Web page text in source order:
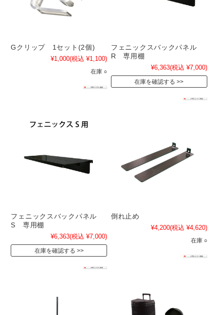
Gクリップ 1セット(2個)
¥1,000(税込 ¥1,100)
在庫 ○
フェニックスバックパネル
R 専用棚
¥6,363(税込 ¥7,000)
在庫を確認する
フェニックスバックパネル
S 専用棚
¥6,363(税込 ¥7,000)
在庫を確認する
倒れ止め
¥4,200(税込 ¥4,620)
在庫 ○